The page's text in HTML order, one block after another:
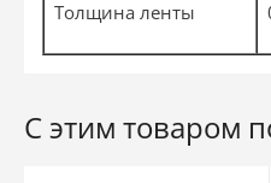
Толщина ленты
С этим товаром